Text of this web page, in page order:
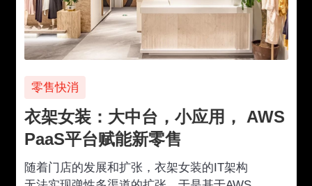
零售快消
衣架女装：大中台，小应用， AWS
PaaS平台赋能新零售
随着门店的发展和扩张，衣架女装的IT架构